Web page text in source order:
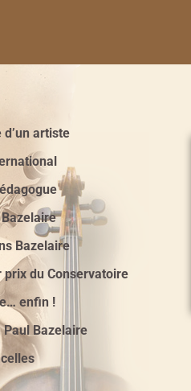
d’un artiste
Bazelaire
prix du Conservatoire
enfin !
Paul Bazelaire